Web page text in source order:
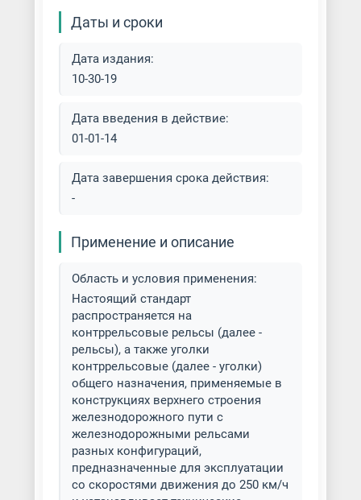
Даты и сроки
Дата издания:
10-30-19
Дата введения в действие:
01-01-14
Дата завершения срока действия:
-
Применение и описание
Область и условия применения:
Настоящий стандарт
распространяется на
контррельсовые рельсы (далее -
рельсы), а также уголки
контррельсовые (далее - уголки)
общего назначения, применяемые в
конструкциях верхнего строения
железнодорожного пути с
железнодорожными рельсами
разных конфигураций,
предназначенные для эксплуатации
со скоростями движения до 250 км/ч